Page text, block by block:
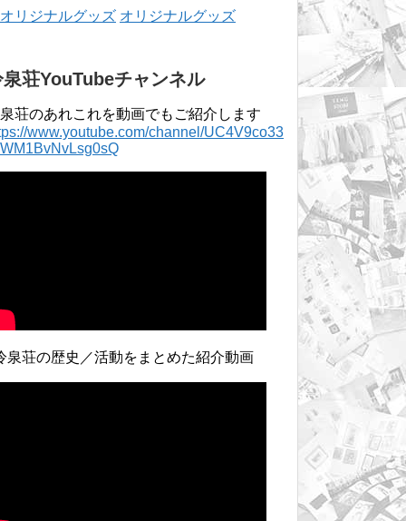
年 4月 〜 2018年 3月 2016年 4月 〜 2017年
3月 2015年 4月 〜 2016年 3月 2014年 4月 〜
オリジナルグッズ
泉荘YouTubeチャンネル
荘のあれこれを動画でもご紹介します
www.youtube.com/channel/UC4V9co33
泉荘の歴史／活動をまとめた紹介動画